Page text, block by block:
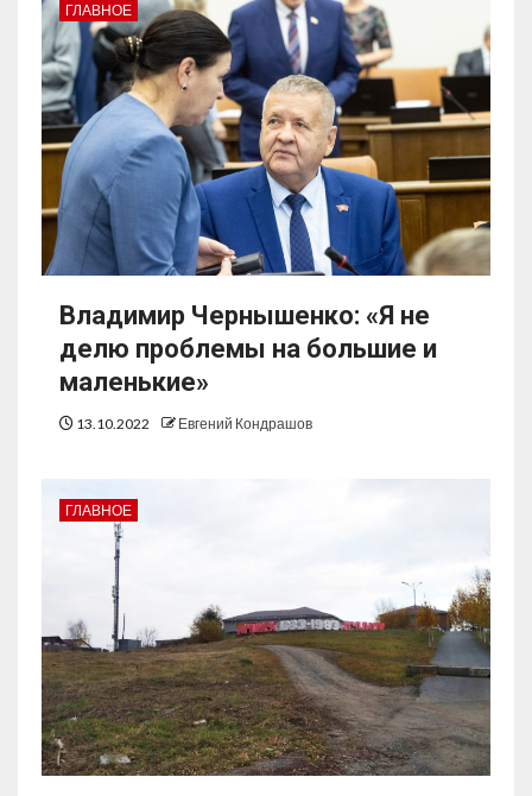
ГЛАВНОЕ
Владимир Чернышенко: «Я не
делю проблемы на большие и
маленькие»
13.10.2022 Евгений Кондрашов
ГЛАВНОЕ